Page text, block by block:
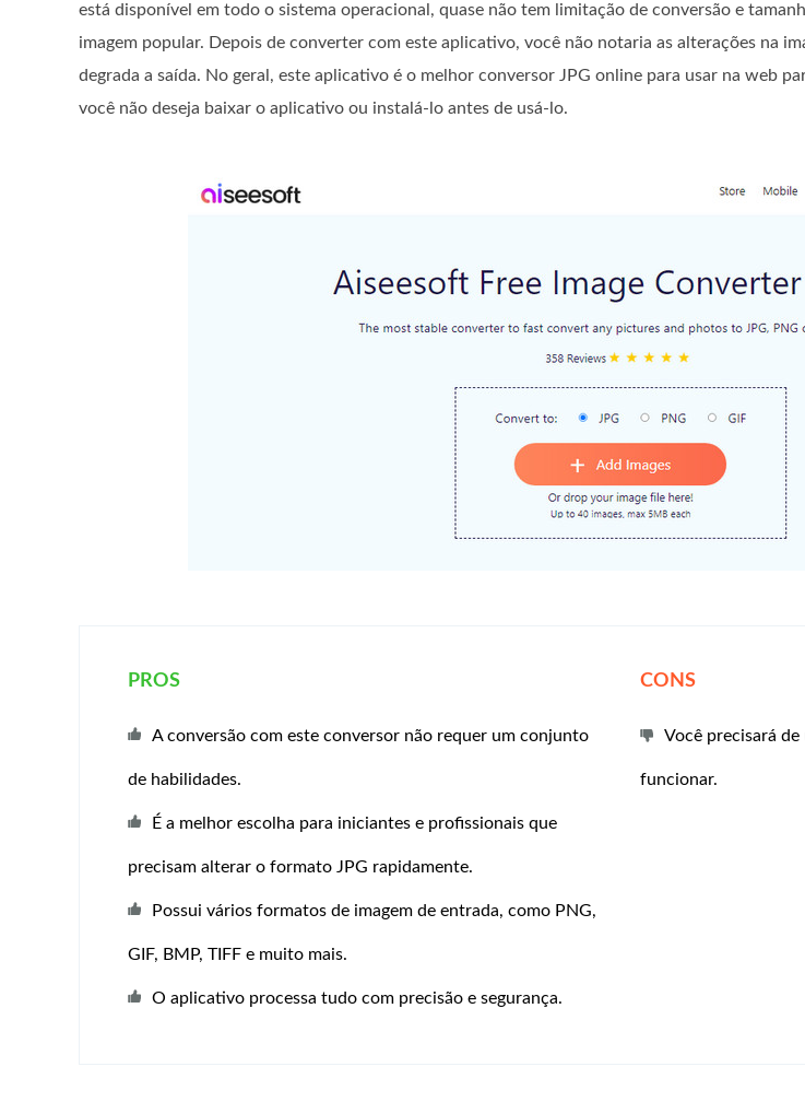
está disponível em todo o sistema operacional, quase não tem limitação de conversão e
imagem popular. Depois de converter com este aplicativo, você não notaria as alterações na
degrada a saída. No geral, este aplicativo é o melhor conversor JPG online para usar na web
você não deseja baixar o aplicativo ou instalá-lo antes de usá-lo.
PROS
A conversão com este conversor não requer um conjunto
de habilidades.
É a melhor escolha para iniciantes e profissionais que
precisam alterar o formato JPG rapidamente.
Possui vários formatos de imagem de entrada, como PNG,
GIF, BMP, TIFF e muito mais.
O aplicativo processa tudo com precisão e segurança.
CONS
Você precisará
funcionar.